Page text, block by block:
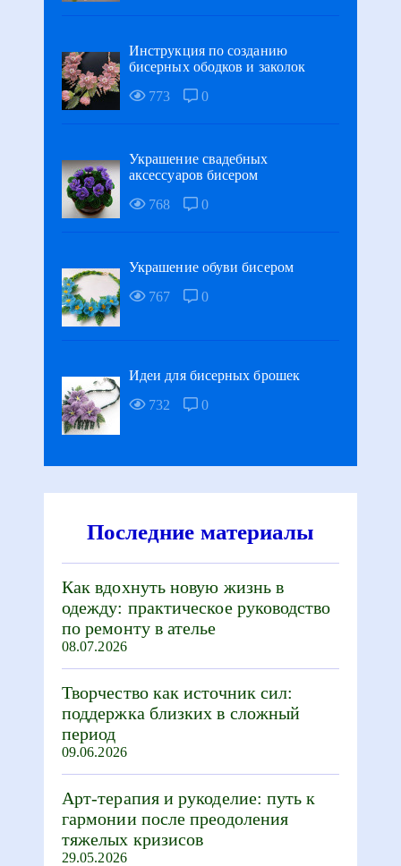
Инструкция по созданию
бисерных ободков и заколок
773
0
Украшение свадебных
аксессуаров бисером
768
0
Украшение обуви бисером
767
0
Идеи для бисерных брошек
732
0
Последние материалы
Как вдохнуть новую жизнь в
одежду: практическое руководство
по ремонту в ателье
08.07.2026
Творчество как источник сил:
поддержка близких в сложный
период
09.06.2026
Арт-терапия и рукоделие: путь к
гармонии после преодоления
тяжелых кризисов
29.05.2026